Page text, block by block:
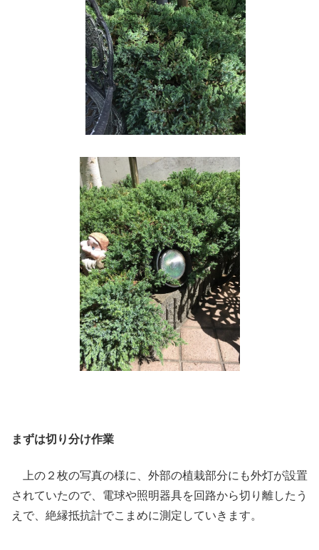
まずは切り分け作業
上の２枚の写真の様に、外部の植栽部分にも外灯が設置
されていたので、電球や照明器具を回路から切り離したう
えで、絶縁抵抗計でこまめに測定していきます。